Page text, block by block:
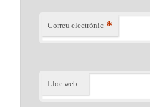
Correu electrònic *
Lloc web